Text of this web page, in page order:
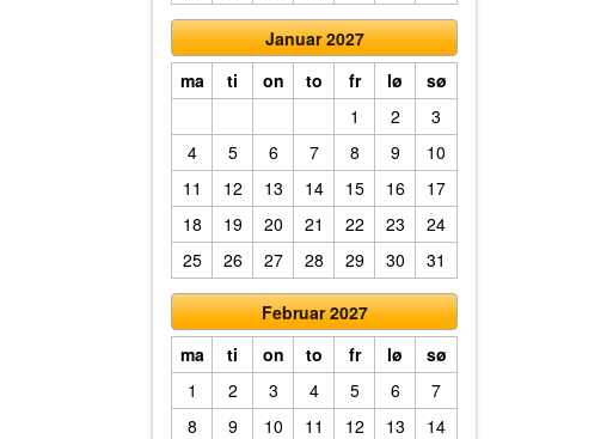
Januar 2027
ma
ti on to fr lø
sø
1
2
3
4
5 6 7 8 9
10
11
12 13 14 15 16
17
18
19 20 21 22 23
24
25
26 27 28 29 30 31
Februar 2027
ma
ti on to fr lø
sø
1
2 3 4 5 6
7
8
9 10 11 12 13
14